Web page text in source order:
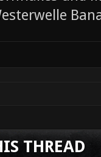
THREAD